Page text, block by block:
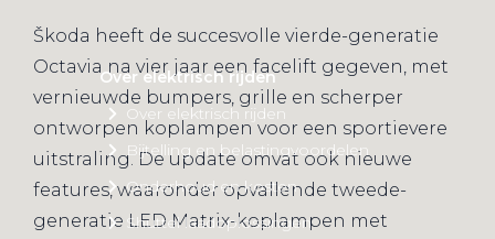
Over elektrisch rijden
Over elektrisch rijden
Bijtelling en belastingvoordelen
Onderhoud en kosten
Shuttel laadoplossingen
Škoda heeft de succesvolle vierde-generatie
Octavia na vier jaar een facelift gegeven, met
vernieuwde bumpers, grille en scherper
ontworpen koplampen voor een sportievere
uitstraling. De update omvat ook nieuwe
features, waaronder opvallende tweede-
generatie LED Matrix-koplampen met